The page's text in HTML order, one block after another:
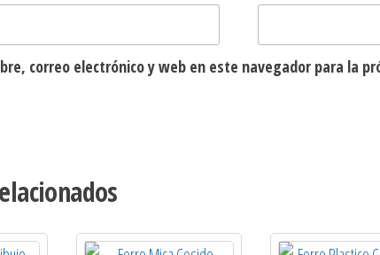
correo electrónico y web en este navegador para la